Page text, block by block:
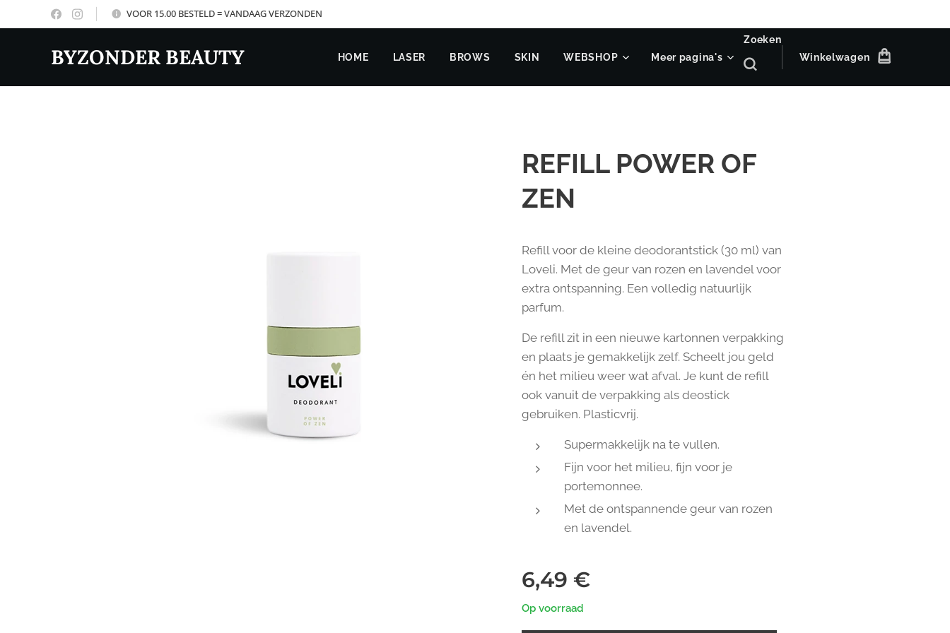
VOOR 15.00 BESTELD = VANDAAG VERZONDEN
BYZONDER BEAUTY HOME LASER BROWS SKIN WEBSHOP Meer pagina's
Zoeken
Winkelwagen
REFILL POWER OF
ZEN
Refill voor de kleine deodorantstick (30 ml) van
Loveli. Met de geur van rozen en lavendel voor
extra ontspanning. Een volledig natuurlijk
parfum.
De refill zit in een nieuwe kartonnen verpakking
en plaats je gemakkelijk zelf. Scheelt jou geld
én het milieu weer wat afval. Je kunt de refill
ook vanuit de verpakking als deostick
gebruiken. Plasticvrij.
Supermakkelijk na te vullen.
Fijn voor het milieu, fijn voor je
portemonnee.
Met de ontspannende geur van rozen
en lavendel.
6,49 €
Op voorraad